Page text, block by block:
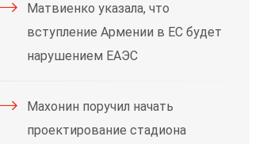
Матвиенко указала, что
вступление Армении в ЕС будет
нарушением ЕАЭС
Махонин поручил начать
проектирование стадиона